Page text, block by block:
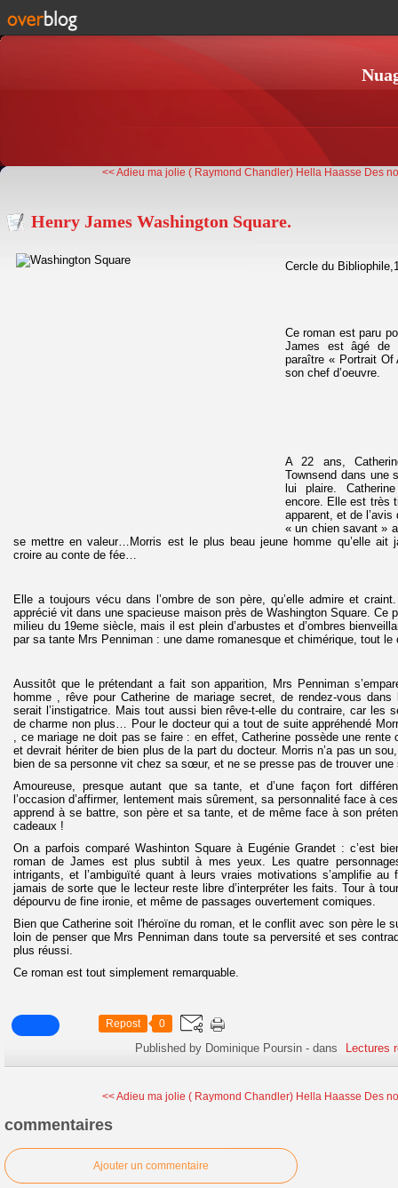
<< Adieu ma jolie ( Raymond Chandler) Hella Haasse Des
Henry James Washington Square.
Cercle du
Ce roman est paru
James est âgé de
paraître « Portrait Of
son chef d’oeuvre.
A 22 ans,
Townsend dans une
lui plaire.
encore. Elle est très
apparent, et de l’avis
« un chien savant »
se mettre en valeur…Morris est le plus beau jeune homme qu’elle ait
croire au conte de fée…
Elle a toujours vécu dans l’ombre de son père, qu’elle admire et
apprécié vit dans une spacieuse maison près de Washington Square. Ce
milieu du 19eme siècle, mais il est plein d’arbustes et d’ombres
par sa tante Mrs Penniman : une dame romanesque et chimérique, tout le
Aussitôt que le prétendant a fait son apparition, Mrs Penniman
homme , rêve pour Catherine de mariage secret, de rendez-vous
serait l’instigatrice. Mais tout aussi bien rêve-t-elle du contraire, car les
de charme non plus… Pour le docteur qui a tout de suite appréhendé
, ce mariage ne doit pas se faire : en effet, Catherine possède une rente
et devrait hériter de bien plus de la part du docteur. Morris n’a pas un
bien de sa personne vit chez sa sœur, et ne se presse pas de trouver une
Amoureuse, presque autant que sa tante, et d’une façon fort
l’occasion d’affirmer, lentement mais sûrement, sa personnalité face à
apprend à se battre, son père et sa tante, et de même face à son
cadeaux !
On a parfois comparé Washinton Square à Eugénie Grandet : c’est
roman de James est plus subtil à mes yeux. Les quatre
intrigants, et l’ambiguïté quant à leurs vraies motivations s’amplifie
jamais de sorte que le lecteur reste libre d’interpréter les faits. Tour à
dépourvu de fine ironie, et même de passages ouvertement comiques.
Bien que Catherine soit l'héroïne du roman, et le conflit avec son père le
loin de penser que Mrs Penniman dans toute sa perversité et ses
plus réussi.
Ce roman est tout simplement remarquable.
Repost 0
Published by Dominique Poursin -dans Lectures
<< Adieu ma jolie ( Raymond Chandler) Hella Haasse Des
commentaires
Ajouter un commentaire